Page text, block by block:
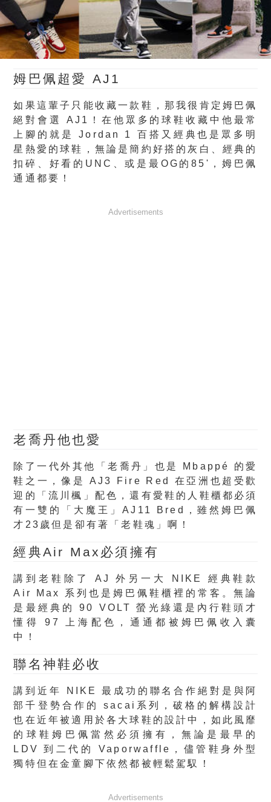
姆巴佩超愛 AJ1
如果這輩子只能收藏一款鞋，那我很肯定姆巴佩
絕對會選 AJ1！在他眾多的球鞋收藏中他最常
上腳的就是 Jordan 1 百搭又經典也是眾多明
星熱愛的球鞋，無論是簡約好搭的灰白、經典的
扣碎、好看的UNC、或是最OG的85'，姆巴佩
通通都要！
Advertisements
老喬丹他也愛
除了一代外其他「老喬丹」也是 Mbappé 的愛
鞋之一，像是 AJ3 Fire Red 在亞洲也超受歡
迎的「流川楓」配色，還有愛鞋的人鞋櫃都必須
有一雙的「大魔王」AJ11 Bred，雖然姆巴佩
才23歲但是卻有著「老鞋魂」啊！
經典Air Max必須擁有
講到老鞋除了 AJ 外另一大 NIKE 經典鞋款
Air Max 系列也是姆巴佩鞋櫃裡的常客。無論
是最經典的 90 VOLT 螢光綠還是內行鞋頭才
懂得 97 上海配色，通通都被姆巴佩收入囊
中！
聯名神鞋必收
講到近年 NIKE 最成功的聯名合作絕對是與阿
部千登勢合作的 sacai系列，破格的解構設計
也在近年被適用於各大球鞋的設計中，如此風靡
的球鞋姆巴佩當然必須擁有，無論是最早的
LDV 到二代的 Vaporwaffle，儘管鞋身外型
獨特但在金童腳下依然都被輕鬆駕馭！
Advertisements